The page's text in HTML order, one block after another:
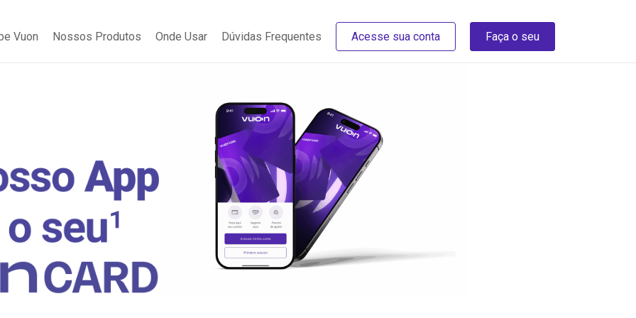
Vuon Nossos Produtos Onde Usar Dúvidas Frequentes Acesse sua conta Faça o seu